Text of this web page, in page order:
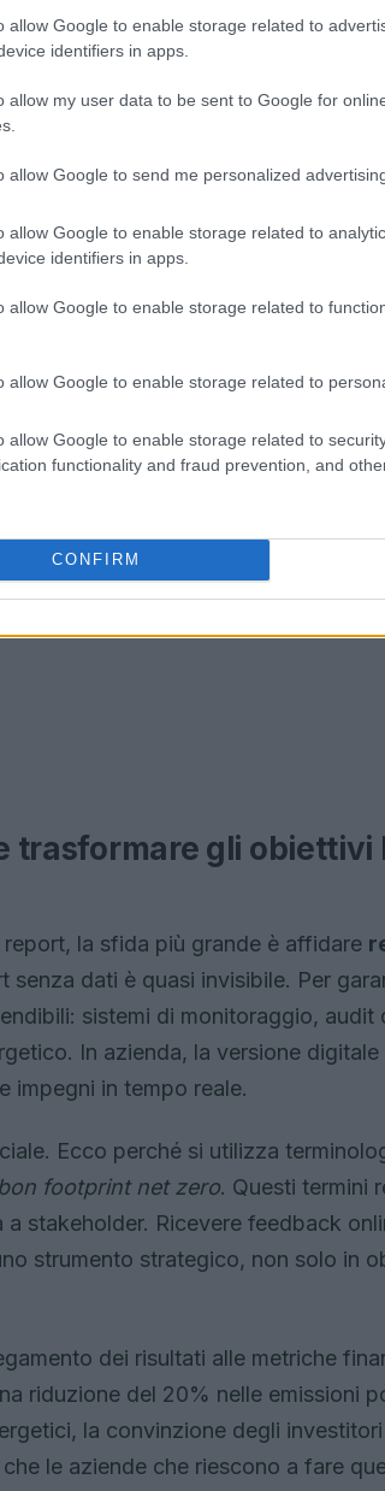
allow Google to enable storage related to
identifiers in apps.
allow my user data to be sent to Google for
allow Google to send me personalized
allow Google to enable storage related to
identifiers in apps.
allow Google to enable storage related to
allow Google to enable storage related to
allow Google to enable storage related to
functionality and fraud prevention, and
CONFIRM
guadagni sostenibili ottengono
prodotti green entro 5 anni, il tutto
green e una comunicazione
hanno testimoniato che stabilire
ha permesso di attrarre investitori
il mercato. Se, inoltre, la struttura di
i responsabili dei dipartimenti sono
una cultura della performance ESG.
trasformare gli obiettivi
la sfida più grande è affidare
senza dati è quasi invisibile. Per
sistemi di monitoraggio, audit
In azienda, la versione digitale
impegni in tempo reale.
Ecco perché si utilizza
footprint net zero. Questi termini
stakeholder. Ricevere feedback
strumento strategico, non solo in
dei risultati alle metriche
riduzione del 20% nelle emissioni
la convinzione degli
le aziende che riescono a fare